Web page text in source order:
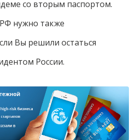
со вторым паспортом.
нужно также
Вы решили остаться
России.